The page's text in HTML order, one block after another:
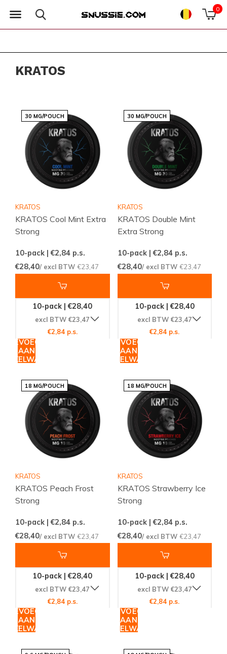
0
KRATOS
30 MG/POUCH
KRATOS
KRATOS Cool Mint Extra
Strong
10-pack | €2,84 p.s.
€28,40/ excl BTW €23,47
10-pack | €28,40
excl BTW €23,47
€2,84 p.s.
TOEVOEGEN
AAN
30 MG/POUCH
KRATOS
KRATOS Double Mint
Extra Strong
10-pack | €2,84p.s.
€28,40/ excl BTW €23,47
10-pack | €28,40
excl BTW €23,47
€2,84 p.s.
TOEVOEGEN
AAN
WINKELWAGEN
18 MG/POUCH
KRATOS
KRATOS Peach Frost
Strong
10-pack | €2,84 p.s.
€28,40/ excl BTW €23,47
10-pack | €28,40
excl BTW €23,47
€2,84 p.s.
TOEVOEGEN
AAN
18 MG/POUCH
KRATOS
KRATOS Strawberry Ice
Strong
10-pack | €2,84p.s.
€28,40/ excl BTW €23,47
10-pack | €28,40
excl BTW €23,47
€2,84 p.s.
TOEVOEGEN
AAN
WINKELWAGEN